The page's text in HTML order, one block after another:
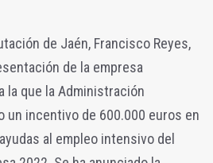
de Jaén, Francisco Reyes,
de la empresa
la que la Administración
un incentivo de 600.000 euros en
al empleo intensivo del